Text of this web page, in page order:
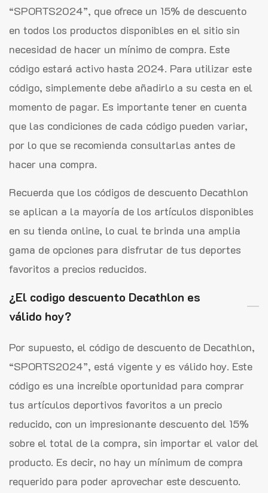
“SPORTS2024”, que ofrece un 15% de descuento
en todos los productos disponibles en el sitio sin
necesidad de hacer un mínimo de compra. Este
código estará activo hasta 2024. Para utilizar este
código, simplemente debe añadirlo a su cesta en el
momento de pagar. Es importante tener en cuenta
que las condiciones de cada código pueden variar,
por lo que se recomienda consultarlas antes de
hacer una compra.
Recuerda que los códigos de descuento Decathlon
se aplican a la mayoría de los artículos disponibles
en su tienda online, lo cual te brinda una amplia
gama de opciones para disfrutar de tus deportes
favoritos a precios reducidos.
¿El codigo descuento Decathlon es
válido hoy?
Por supuesto, el código de descuento de Decathlon,
“SPORTS2024”, está vigente y es válido hoy. Este
código es una increíble oportunidad para comprar
tus artículos deportivos favoritos a un precio
reducido, con un impresionante descuento del 15%
sobre el total de la compra, sin importar el valor del
producto. Es decir, no hay un mínimum de compra
requerido para poder aprovechar este descuento.